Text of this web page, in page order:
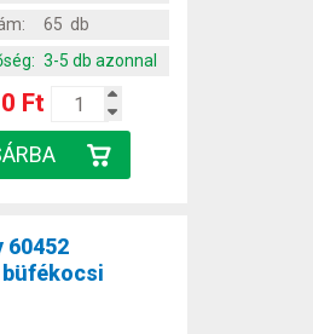
65 db
3-5 db azonnal
Ft
60452